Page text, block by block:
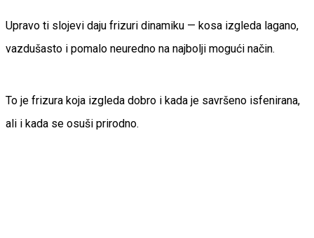
Upravo ti slojevi daju frizuri dinamiku — kosa izgleda lagano,
vazdušasto i pomalo neuredno na najbolji mogući način.
To je frizura koja izgleda dobro i kada je savršeno isfenirana,
ali i kada se osuši prirodno.